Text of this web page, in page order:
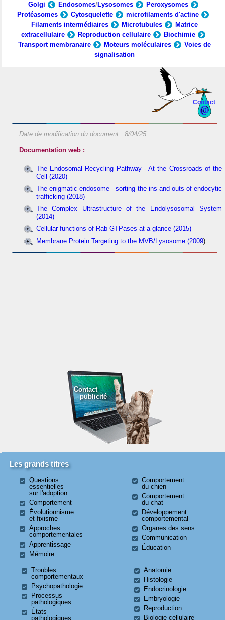
Golgi
Endosomes/Lysosomes
Peroxysomes
Protéasomes
Cytosquelette
microfilaments d'actine
Filaments intermédiaires
Microtubules
Matrice
extracellulaire
Reproduction cellulaire
Biochimie
Transport membranaire
Moteurs moléculaires
Voies de
signalisation
Contact
Date de modification du document : 8/04/25
Documentation web :
The Endosomal Recycling Pathway - At the Crossroads of the
Cell (2020)
The enigmatic endosome - sorting the ins and outs of endocytic
trafficking (2018)
The Complex Ultrastructure of the Endolysosomal System
(2014)
Cellular functions of Rab GTPases at a glance (2015)
Membrane Protein Targeting to the MVB/Lysosome (2009)
Contact
publicité
Les grands titres
Questions
essentielles
sur l'adoption
Comportement
Évolutionnisme
et fixisme
Approches
comportementales
Apprentissage
Mémoire
Comportement
du chien
Comportement
du chat
Développement
comportemental
Organes des sens
Communication
Éducation
Troubles
comportementaux
Psychopathologie
Processus
pathologiques
États
pathologiques
Anatomie
Histologie
Endocrinologie
Embryologie
Reproduction
Biologie cellulaire